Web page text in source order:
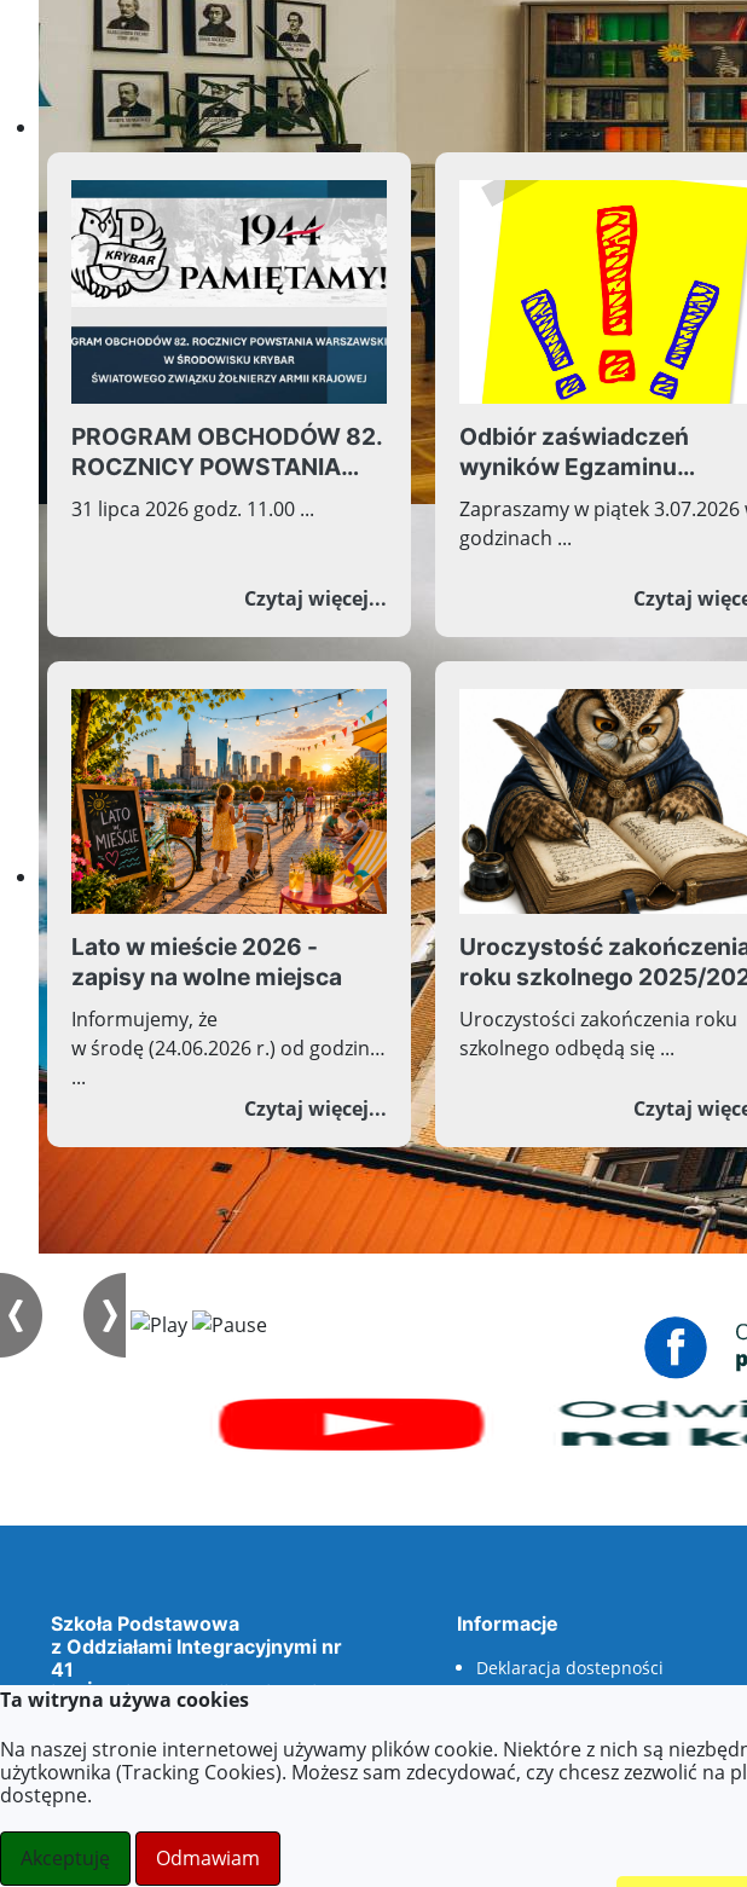
Aktualności
PROGRAM OBCHODÓW 82.
ROCZNICY POWSTANIA
WARSZAWSKIEGO W
ŚRODOWISKU KRYBAR
ŻOŁNIERZY ARMII
31 lipca 2026 godz. 11.00 ...
Czytaj więcej... o PROGRAM OBCHODÓW 82.
Odbiór zaświadczeń
wyników Egzaminu
Ósmoklasisty
Zapraszamy w piątek 3.07.2026
godzinach ...
Czytaj
Lato w mieście 2026 -
zapisy na wolne miejsca
Informujemy, że
w środę (24.06.2026 r.) od godziny
...
Czytaj więcej... o Lato w mieście 2026 - zapisy na
Uroczystość
roku szkolnego 2025/
Uroczystości zakończenia roku
szkolnego odbędą się ...
Czytaj
Szkoła Podstawowa
z Oddziałami Integracyjnymi nr
41
im. Żołnierzy Armii Krajowej
Grupy Bojowej „Krybar”
Wszelkie prawa zastrzeżone ©.
stronydlaoswaity.pl
Strony internetowe dla szkółotwiera się w nowym oknie
Informacje
Deklaracja dostepności
Dokumenty dostępności
odczytywany maszynowo,
wnioski o zapewnienie
Ta witryna używa cookies
Na naszej stronie internetowej używamy plików cookie. Niektóre z nich są
użytkownika (Tracking Cookies). Możesz sam zdecydować, czy chcesz zezwolić
dostępne.
Akceptuję Odmawiam